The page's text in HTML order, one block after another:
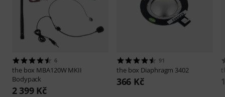
6
the box MBA120W MKII
Bodypack
2 399 Kč
91
the box Diaphragm 3402
366 Kč